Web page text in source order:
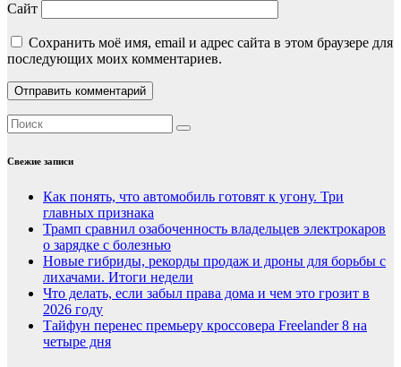
Сайт
Сохранить моё имя, email и адрес сайта в этом браузере для
последующих моих комментариев.
Свежие записи
Как понять, что автомобиль готовят к угону. Три
главных признака
Трамп сравнил озабоченность владельцев электрокаров
о зарядке с болезнью
Новые гибриды, рекорды продаж и дроны для борьбы с
лихачами. Итоги недели
Что делать, если забыл права дома и чем это грозит в
2026 году
Тайфун перенес премьеру кроссовера Freelander 8 на
четыре дня